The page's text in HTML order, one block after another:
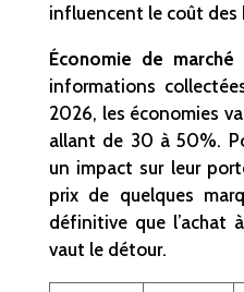
influencent le coût des
Économie de
informations
2026, les économies
allant de 30 à 50%.
un impact sur leur
prix de quelques
définitive que l’achat
vaut le détour.